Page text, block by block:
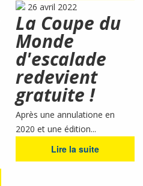
26 avril 2022
La Coupe du
Monde
d'escalade
redevient
gratuite !
Après une annulatione en
2020 et une édition...
Lire la suite